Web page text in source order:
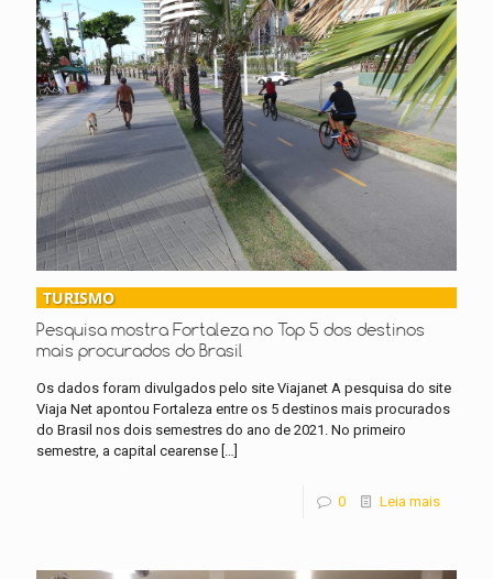
TURISMO
Pesquisa mostra Fortaleza no Top 5 dos destinos
mais procurados do Brasil
Os dados foram divulgados pelo site Viajanet A pesquisa do site
Viaja Net apontou Fortaleza entre os 5 destinos mais procurados
do Brasil nos dois semestres do ano de 2021. No primeiro
semestre, a capital cearense
0 Leia mais